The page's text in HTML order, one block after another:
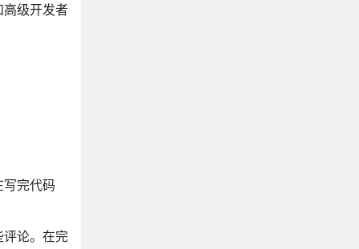
级开发者
完代码
论。在完